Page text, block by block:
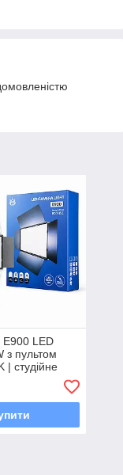
E900 LED
з пультом
| студійне